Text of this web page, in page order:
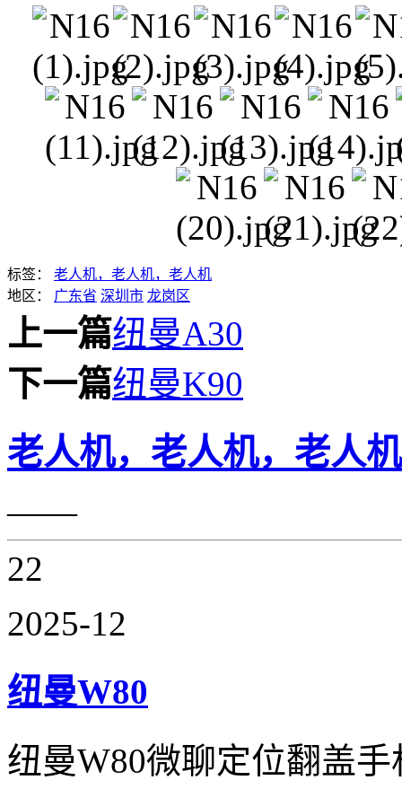
标签： 老人机，老人机，老人机
地区： 广东省 深圳市 龙岗区
上一篇纽曼A30
下一篇纽曼K90
老人机，老人机，老人机
——
22
2025-12
纽曼W80
纽曼W80微聊定位翻盖